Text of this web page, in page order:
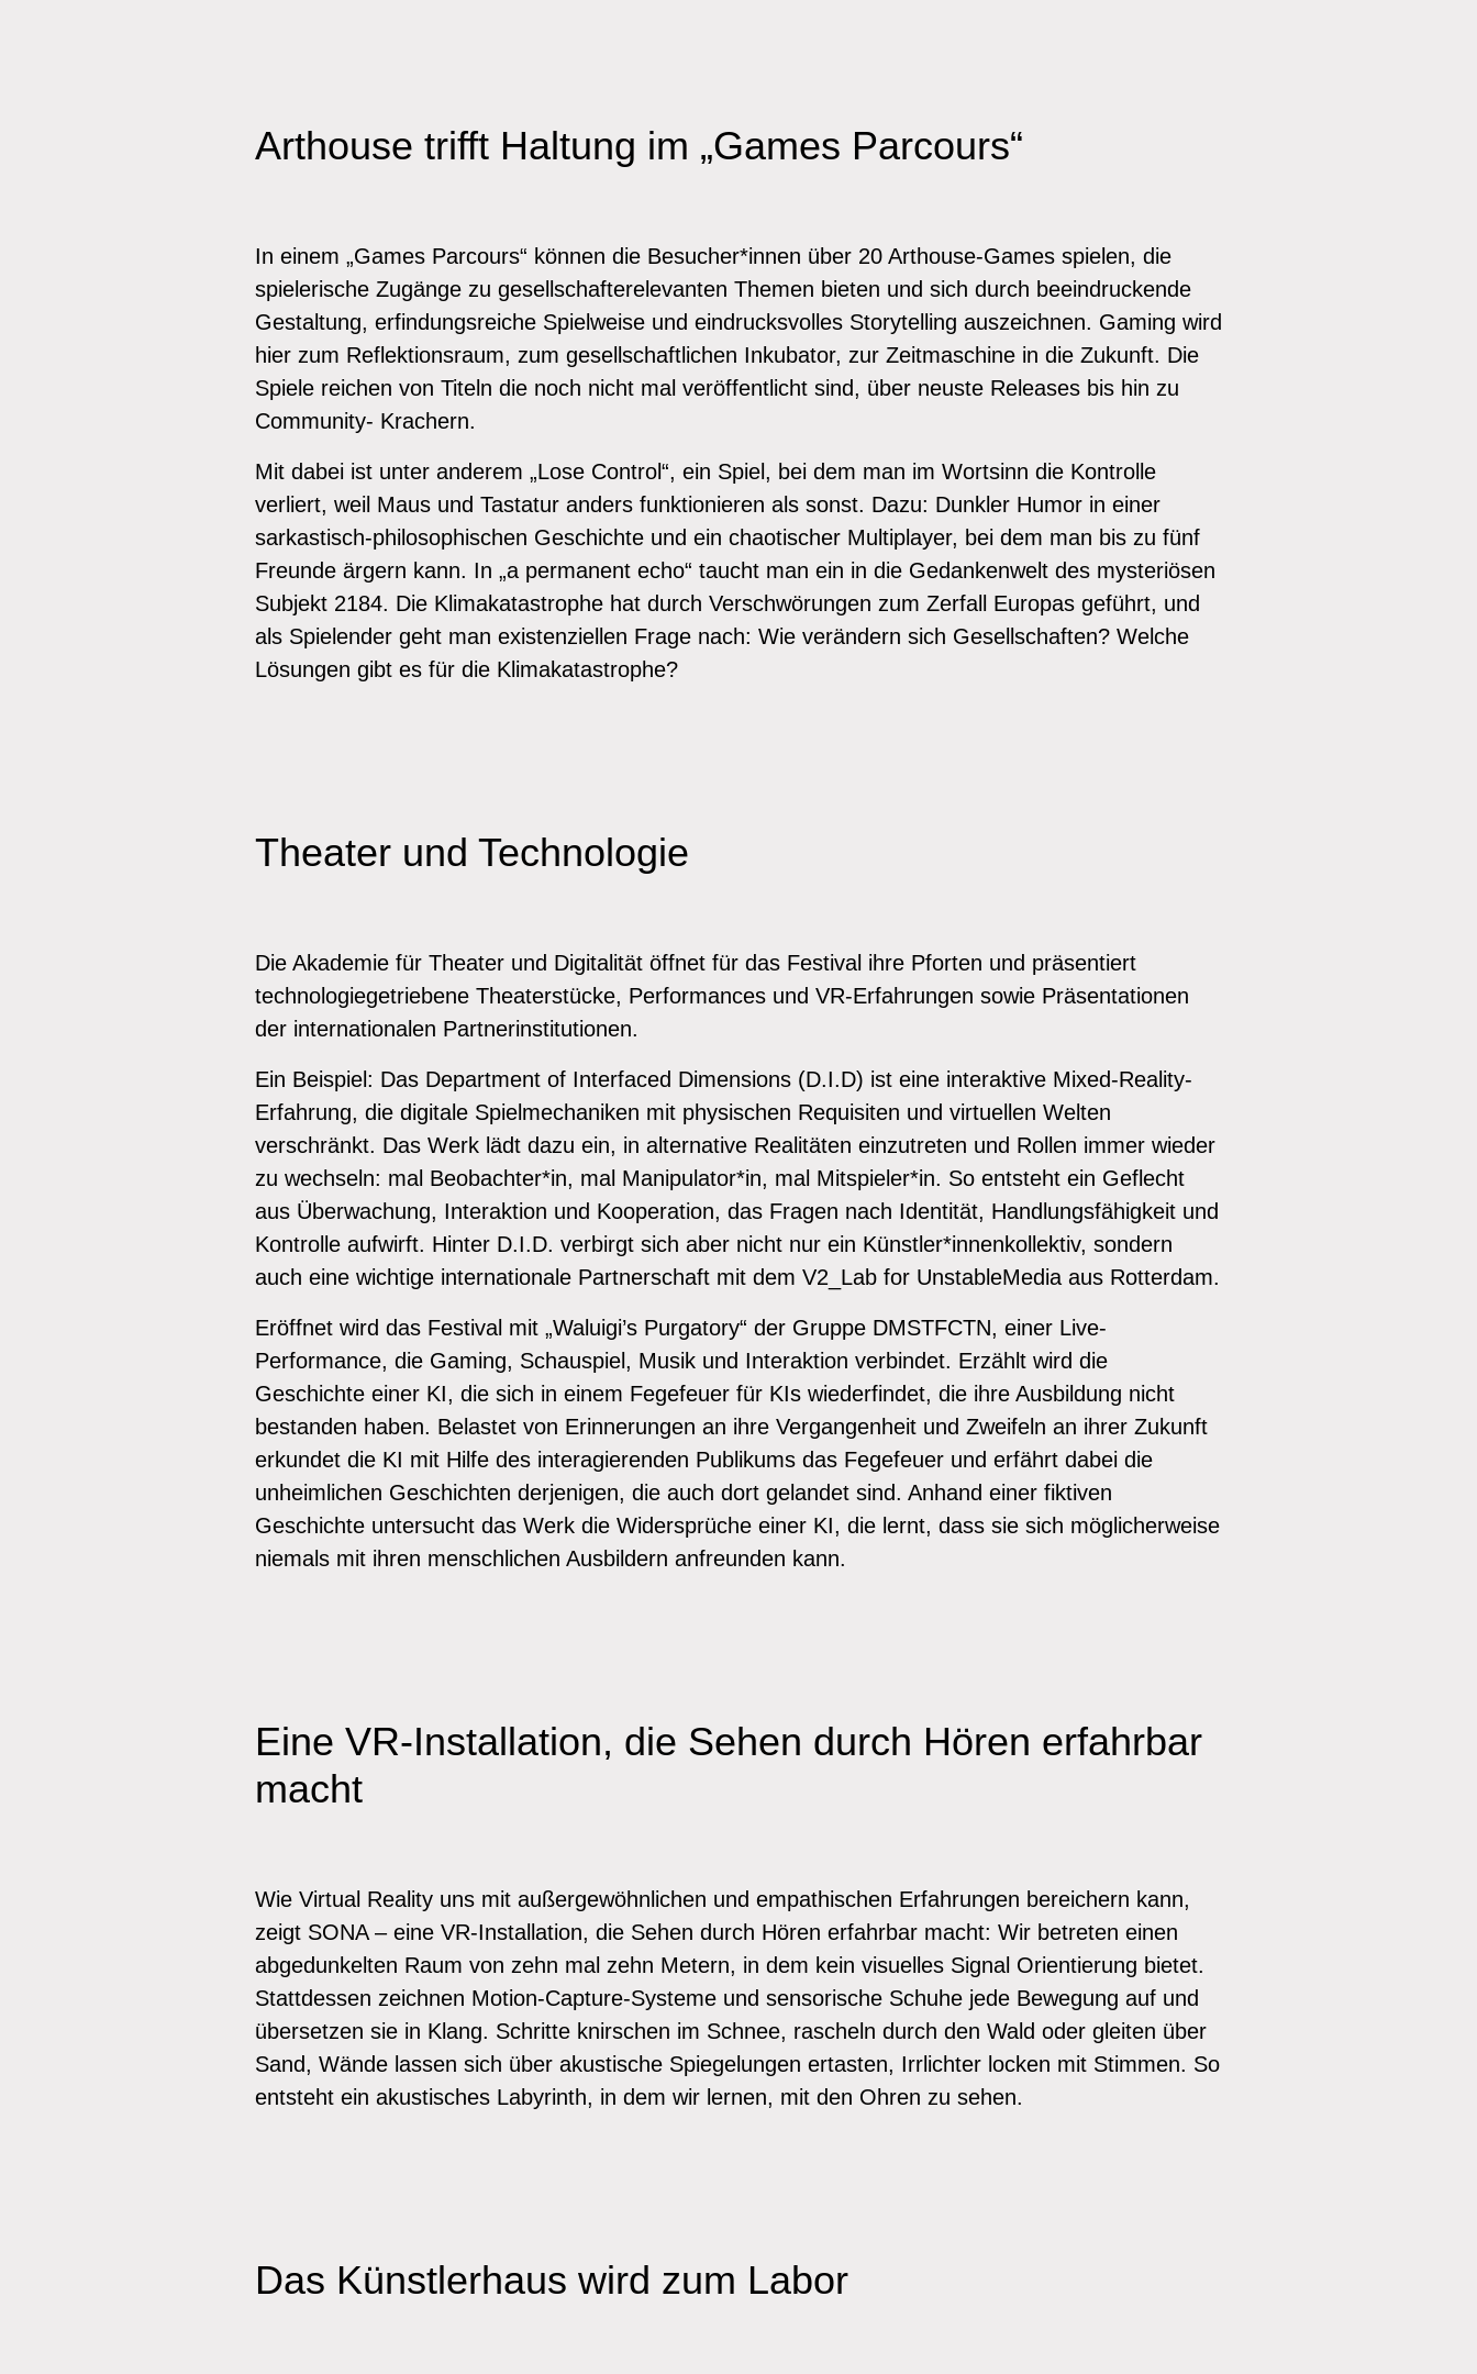
Arthouse trifft Haltung im „Games Parcours“
In einem „Games Parcours“ können die Besucher*innen über 20 Arthouse-Games spielen, die
spielerische Zugänge zu gesellschafterelevanten Themen bieten und sich durch beeindruckende
Gestaltung, erfindungsreiche Spielweise und eindrucksvolles Storytelling auszeichnen. Gaming wird
hier zum Reflektionsraum, zum gesellschaftlichen Inkubator, zur Zeitmaschine in die Zukunft. Die
Spiele reichen von Titeln die noch nicht mal veröffentlicht sind, über neuste Releases bis hin zu
Community- Krachern.
Mit dabei ist unter anderem „Lose Control“, ein Spiel, bei dem man im Wortsinn die Kontrolle
verliert, weil Maus und Tastatur anders funktionieren als sonst. Dazu: Dunkler Humor in einer
sarkastisch-philosophischen Geschichte und ein chaotischer Multiplayer, bei dem man bis zu fünf
Freunde ärgern kann. In „a permanent echo“ taucht man ein in die Gedankenwelt des mysteriösen
Subjekt 2184. Die Klimakatastrophe hat durch Verschwörungen zum Zerfall Europas geführt, und
als Spielender geht man existenziellen Frage nach: Wie verändern sich Gesellschaften? Welche
Lösungen gibt es für die Klimakatastrophe?
Theater und Technologie
Die Akademie für Theater und Digitalität öffnet für das Festival ihre Pforten und präsentiert
technologiegetriebene Theaterstücke, Performances und VR-Erfahrungen sowie Präsentationen
der internationalen Partnerinstitutionen.
Ein Beispiel: Das Department of Interfaced Dimensions (D.I.D) ist eine interaktive Mixed-Reality-
Erfahrung, die digitale Spielmechaniken mit physischen Requisiten und virtuellen Welten
verschränkt. Das Werk lädt dazu ein, in alternative Realitäten einzutreten und Rollen immer wieder
zu wechseln: mal Beobachter*in, mal Manipulator*in, mal Mitspieler*in. So entsteht ein Geflecht
aus Überwachung, Interaktion und Kooperation, das Fragen nach Identität, Handlungsfähigkeit und
Kontrolle aufwirft. Hinter D.I.D. verbirgt sich aber nicht nur ein Künstler*innenkollektiv, sondern
auch eine wichtige internationale Partnerschaft mit dem V2_Lab for UnstableMedia aus Rotterdam.
Eröffnet wird das Festival mit „Waluigi’s Purgatory“ der Gruppe DMSTFCTN, einer Live-
Performance, die Gaming, Schauspiel, Musik und Interaktion verbindet. Erzählt wird die
Geschichte einer KI, die sich in einem Fegefeuer für KIs wiederfindet, die ihre Ausbildung nicht
bestanden haben. Belastet von Erinnerungen an ihre Vergangenheit und Zweifeln an ihrer Zukunft
erkundet die KI mit Hilfe des interagierenden Publikums das Fegefeuer und erfährt dabei die
unheimlichen Geschichten derjenigen, die auch dort gelandet sind. Anhand einer fiktiven
Geschichte untersucht das Werk die Widersprüche einer KI, die lernt, dass sie sich möglicherweise
niemals mit ihren menschlichen Ausbildern anfreunden kann.
Eine VR-Installation, die Sehen durch Hören erfahrbar
macht
Wie Virtual Reality uns mit außergewöhnlichen und empathischen Erfahrungen bereichern kann,
zeigt SONA – eine VR-Installation, die Sehen durch Hören erfahrbar macht: Wir betreten einen
abgedunkelten Raum von zehn mal zehn Metern, in dem kein visuelles Signal Orientierung bietet.
Stattdessen zeichnen Motion-Capture-Systeme und sensorische Schuhe jede Bewegung auf und
übersetzen sie in Klang. Schritte knirschen im Schnee, rascheln durch den Wald oder gleiten über
Sand, Wände lassen sich über akustische Spiegelungen ertasten, Irrlichter locken mit Stimmen. So
entsteht ein akustisches Labyrinth, in dem wir lernen, mit den Ohren zu sehen.
Das Künstlerhaus wird zum Labor